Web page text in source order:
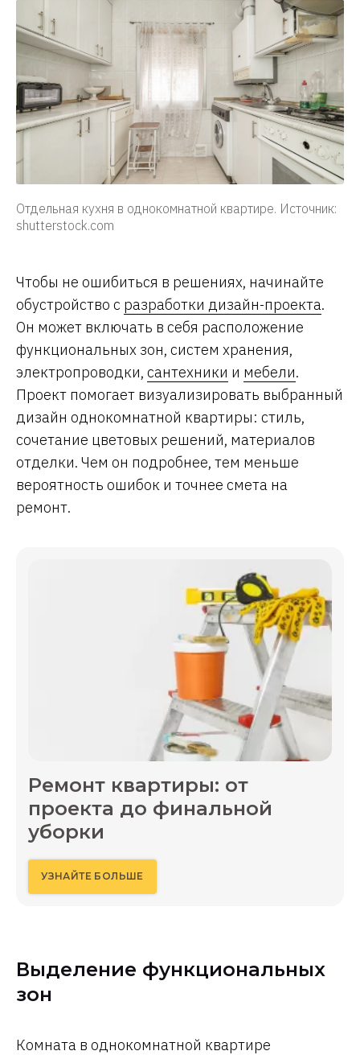
Отдельная кухня в однокомнатной квартире. Источник:
shutterstock.com
Чтобы не ошибиться в решениях, начинайте
обустройство с разработки дизайн-проекта.
Он может включать в себя расположение
функциональных зон, систем хранения,
электропроводки, сантехники и мебели.
Проект помогает визуализировать выбранный
дизайн однокомнатной квартиры: стиль,
сочетание цветовых решений, материалов
отделки. Чем он подробнее, тем меньше
вероятность ошибок и точнее смета на
ремонт.
Ремонт квартиры: от
проекта до финальной
уборки
УЗНАЙТЕ БОЛЬШЕ
Выделение функциональных
зон
Комната в однокомнатной квартире